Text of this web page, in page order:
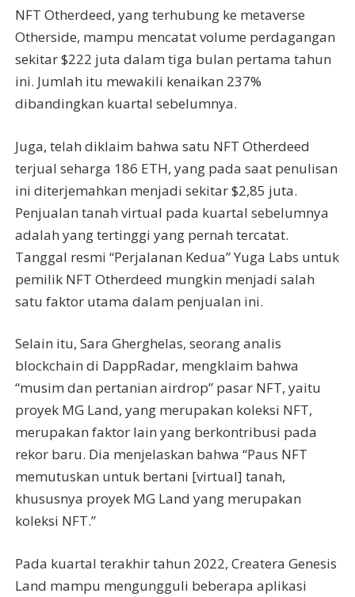
NFT Otherdeed, yang terhubung ke metaverse
Otherside, mampu mencatat volume perdagangan
sekitar $222 juta dalam tiga bulan pertama tahun
ini. Jumlah itu mewakili kenaikan 237%
dibandingkan kuartal sebelumnya.
Juga, telah diklaim bahwa satu NFT Otherdeed
terjual seharga 186 ETH, yang pada saat penulisan
ini diterjemahkan menjadi sekitar $2,85 juta.
Penjualan tanah virtual pada kuartal sebelumnya
adalah yang tertinggi yang pernah tercatat.
Tanggal resmi “Perjalanan Kedua” Yuga Labs untuk
pemilik NFT Otherdeed mungkin menjadi salah
satu faktor utama dalam penjualan ini.
Selain itu, Sara Gherghelas, seorang analis
blockchain di DappRadar, mengklaim bahwa
“musim dan pertanian airdrop” pasar NFT, yaitu
proyek MG Land, yang merupakan koleksi NFT,
merupakan faktor lain yang berkontribusi pada
rekor baru. Dia menjelaskan bahwa “Paus NFT
memutuskan untuk bertani [virtual] tanah,
khususnya proyek MG Land yang merupakan
koleksi NFT.”
Pada kuartal terakhir tahun 2022, Createra Genesis
Land mampu mengungguli beberapa aplikasi